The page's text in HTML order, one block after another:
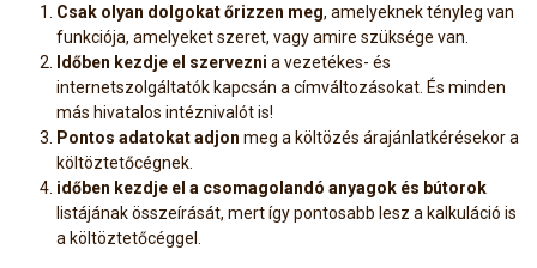
Csak olyan dolgokat őrizzen meg, amelyeknek tényleg van
funkciója, amelyeket szeret, vagy amire szüksége van.
Időben kezdje el szervezni a vezetékes- és
internetszolgáltatók kapcsán a címváltozásokat. És minden
más hivatalos intéznivalót is!
Pontos adatokat adjon meg a költözés árajánlatkérésekor a
költöztetőcégnek.
időben kezdje el a csomagolandó anyagok és bútorok
listájának összeírását, mert így pontosabb lesz a kalkuláció is
a költöztetőcéggel.